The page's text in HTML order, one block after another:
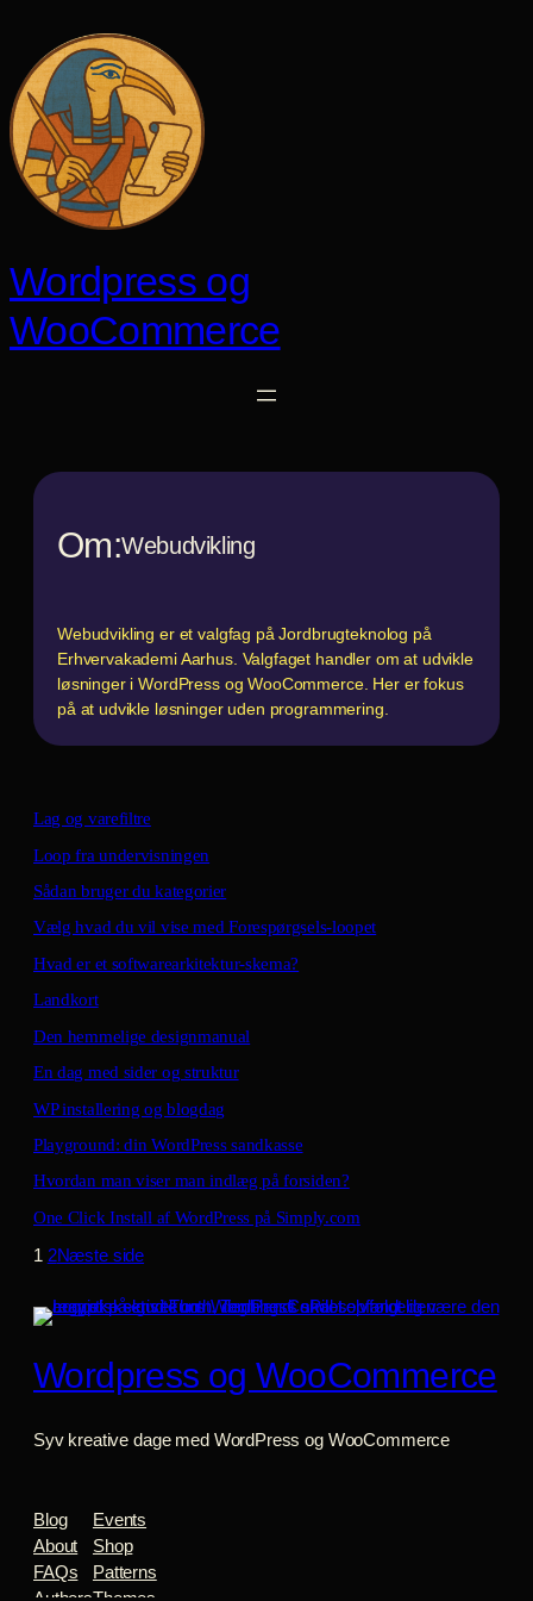
indhold
Wordpress og
WooCommerce
Om:Webudvikling
Webudvikling er et valgfag på Jordbrugteknolog på
Erhvervakademi Aarhus. Valgfaget handler om at udvikle
løsninger i WordPress og WooCommerce. Her er fokus
på at udvikle løsninger uden programmering.
Lag og varefiltre
Loop fra undervisningen
Sådan bruger du kategorier
Vælg hvad du vil vise med Forespørgsels-loopet
Hvad er et softwarearkitektur-skema?
Landkort
Den hemmelige designmanual
En dag med sider og struktur
WP installering og blogdag
Playground: din WordPress sandkasse
Hvordan man viser man indlæg på forsiden?
One Click Install af WordPress på Simply.com
1 2Næste side
Wordpress og WooCommerce
Syv kreative dage med WordPress og WooCommerce
Blog
About
FAQs
Events
Shop
Patterns